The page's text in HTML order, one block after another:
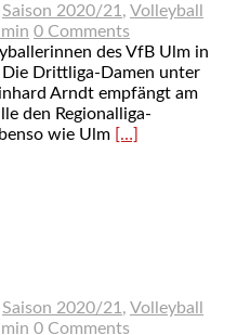
Saison 2020/21 , Volleyball
0 Comments
des VfB Ulm in
Die Drittliga-Damen unter
Arndt empfängt am
den Regionalliga-
wie Ulm […]
Saison 2020/21 , Volleyball
0 Comments